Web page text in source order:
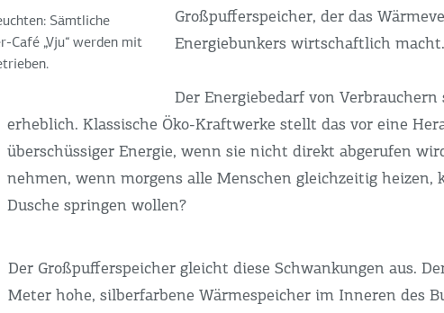
Sämtliche
Café „Vju“ werden mit
Großpufferspeicher, der das
Energiebunkers wirtschaftlich macht.
Der Energiebedarf von
erheblich. Klassische Öko-Kraftwerke stellt das vor eine
überschüssiger Energie, wenn sie nicht direkt abgerufen
nehmen, wenn morgens alle Menschen gleichzeitig heizen,
Dusche springen wollen?
Der Großpufferspeicher gleicht diese Schwankungen aus.
Meter hohe, silberfarbene Wärmespeicher im Inneren des